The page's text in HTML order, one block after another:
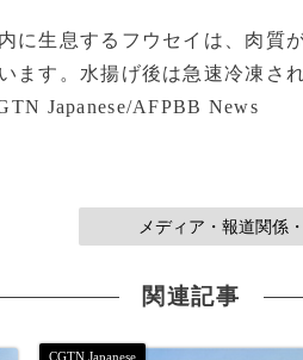
生息するフウセイは、肉質
ます。水揚げ後は急速冷凍さ
Japanese/AFPBB News
メディア・報道関係
関連記事